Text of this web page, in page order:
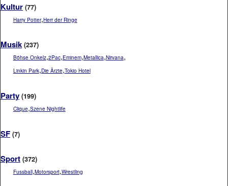
Kultur (77)
Harry Potter,Herr der Ringe
Musik (237)
Böhse Onkelz,2Pac,Eminem,Metallica,Nirvana,
Linkin Park,Die Ärzte,Tokio Hotel
Party (199)
Clique,Szene Nightlife
SF (7)
Sport (372)
Fussball,Motorsport,Wrestling